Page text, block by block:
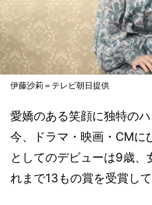
伊藤沙莉＝テレビ朝日提供
愛嬌のある笑顔に独特の
今、ドラマ・映画・CMに
としてのデビューは9歳
れまで13もの賞を受賞して